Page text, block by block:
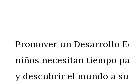
Promover un Desarrollo
niños necesitan tiempo
y descubrir el mundo a